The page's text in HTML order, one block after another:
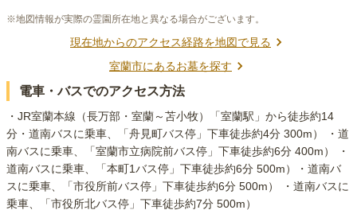
※地図情報が実際の霊園所在地と異なる場合がございます。
現在地からのアクセス経路を地図で見る
室蘭市にあるお墓を探す
電車・バスでのアクセス方法
・JR室蘭本線（長万部・室蘭～苫小牧）「室蘭駅」から徒歩約14
分・道南バスに乗車、「舟見町バス停」下車徒歩約4分 300m） ・道
南バスに乗車、「室蘭市立病院前バス停」下車徒歩約6分 400m） ・
道南バスに乗車、「本町1バス停」下車徒歩約6分 500m）・道南バ
スに乗車、「市役所前バス停」下車徒歩約6分 500m） ・道南バスに
乗車、「市役所北バス停」下車徒歩約7分 500m）